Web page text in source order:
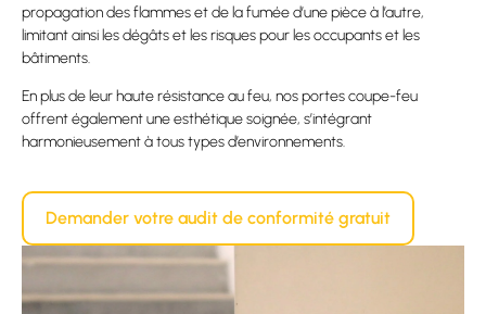
propagation des flammes et de la fumée d’une pièce à l’autre,
limitant ainsi les dégâts et les risques pour les occupants et les
bâtiments.
En plus de leur haute résistance au feu, nos portes coupe-feu
offrent également une esthétique soignée, s’intégrant
harmonieusement à tous types d’environnements.
Demander votre audit de conformité gratuit